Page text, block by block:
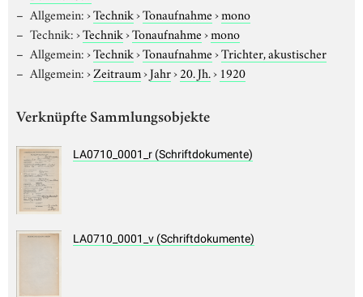
Allgemein:›Technik›Tonaufnahme›mono
Technik:›Technik›Tonaufnahme›mono
Allgemein:›Technik›Tonaufnahme›Trichter, akustischer
Allgemein:›Zeitraum›Jahr›20. Jh.› 1920
Verknüpfte Sammlungsobjekte
LA0710_0001_r (Schriftdokumente)
LA0710_0001_v (Schriftdokumente)